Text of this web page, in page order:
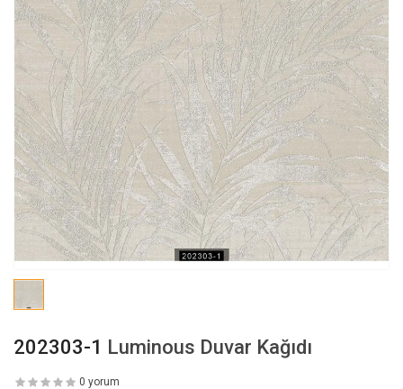
202303-1 Luminous Duvar Kağıdı
0 yorum